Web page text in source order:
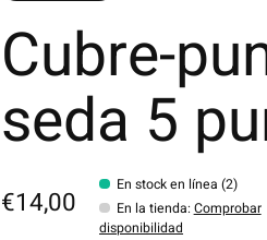
Cubre-
seda 5
€14,00
En stock en línea (2)
En la tienda: Comprobar
disponibilidad